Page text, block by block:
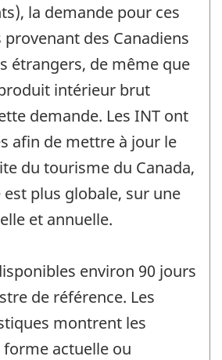
la demande pour ces
des Canadiens
étrangers, de même que
intérieur brut
demande. Les INT ont
afin de mettre à jour le
du tourisme du Canada,
plus globale, sur une
et annuelle.
environ 90 jours
de référence. Les
montrent les
actuelle ou